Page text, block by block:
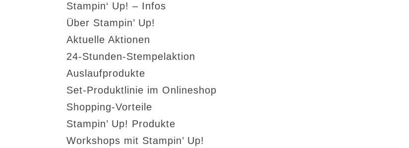
Stampin‘ Up! – Infos
Über Stampin’ Up!
Aktuelle Aktionen
24-Stunden-Stempelaktion
Auslaufprodukte
Set-Produktlinie im Onlineshop
Shopping-Vorteile
Stampin’ Up! Produkte
Workshops mit Stampin’ Up!